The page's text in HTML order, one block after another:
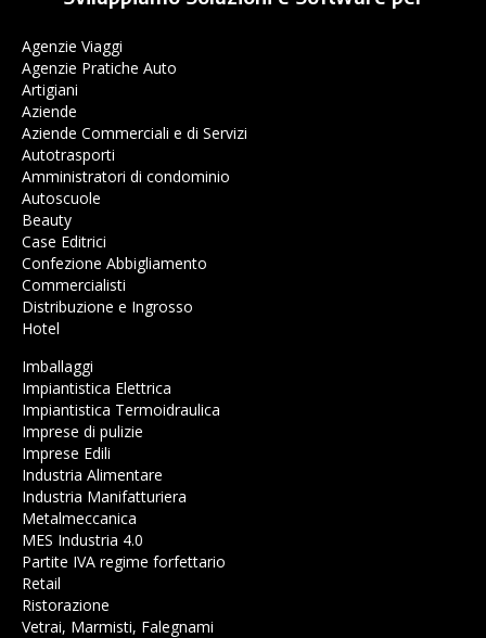
Agenzie Viaggi
Agenzie Pratiche Auto
Artigiani
Aziende
Aziende Commerciali e di Servizi
Autotrasporti
Amministratori di condominio
Autoscuole
Beauty
Case Editrici
Confezione Abbigliamento
Commercialisti
Distribuzione e Ingrosso
Hotel
Imballaggi
Impiantistica Elettrica
Impiantistica Termoidraulica
Imprese di pulizie
Imprese Edili
Industria Alimentare
Industria Manifatturiera
Metalmeccanica
MES Industria 4.0
Partite IVA regime forfettario
Retail
Ristorazione
Vetrai, Marmisti, Falegnami